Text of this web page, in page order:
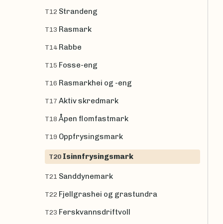
T12 Strandeng
T13 Rasmark
T14 Rabbe
T15 Fosse-eng
T16 Rasmarkhei og -eng
T17 Aktiv skredmark
T18Åpen flomfastmark
T19 Oppfrysingsmark
T20 Isinnfrysingsmark
T21 Sanddynemark
T22 Fjellgrashei og grastundra
T23 Ferskvannsdriftvoll